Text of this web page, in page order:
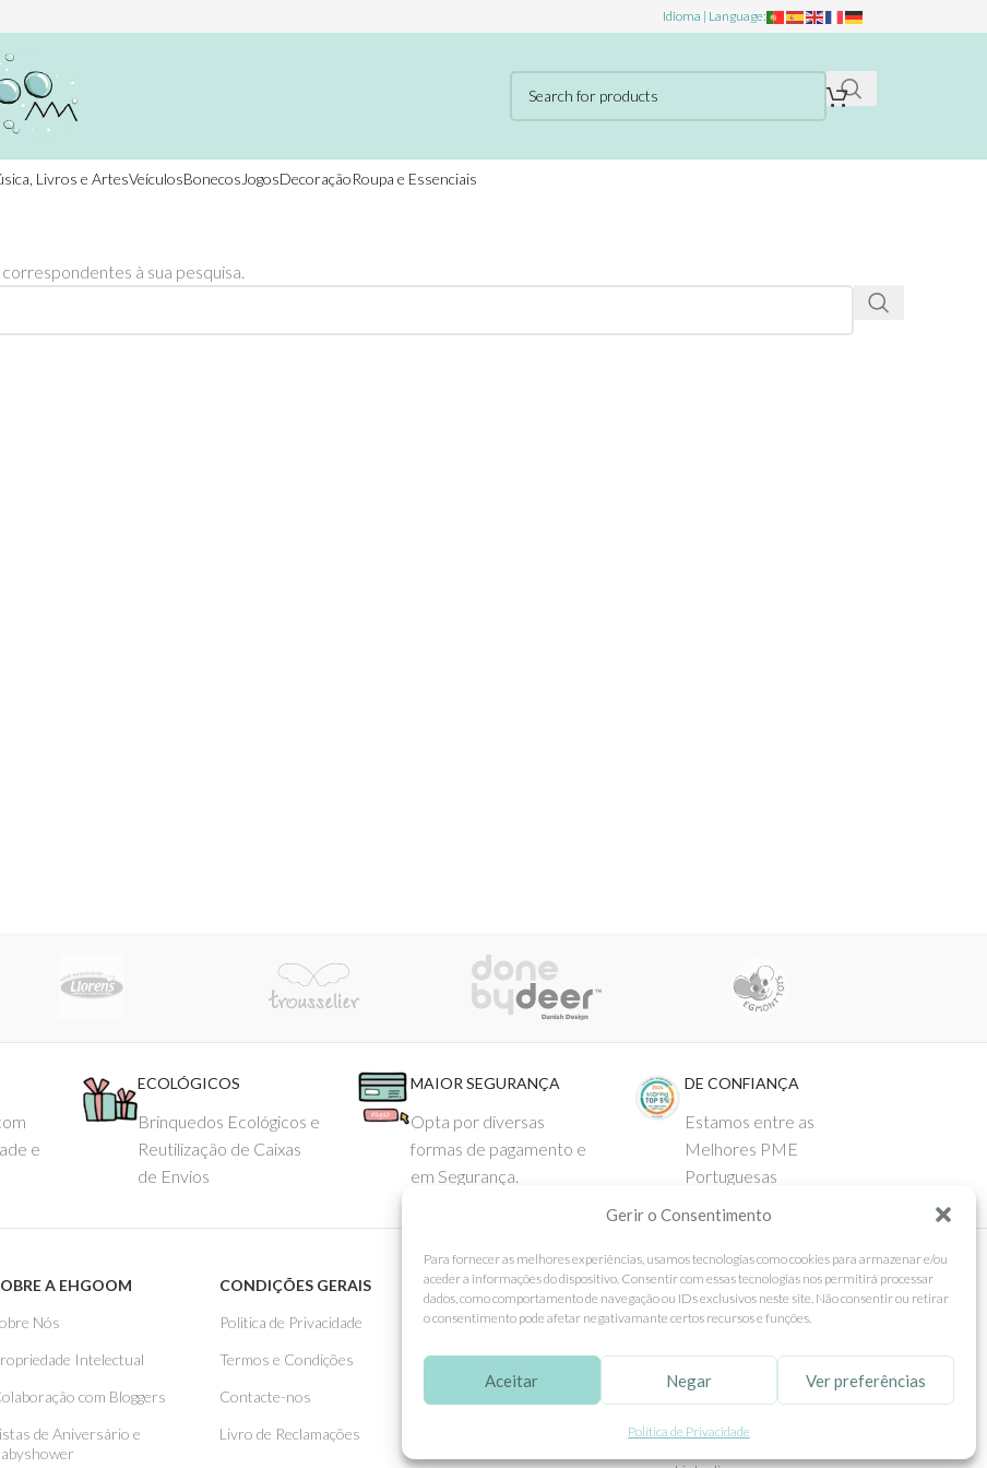
Gerir o Consentimento
Para fornecer as melhores experiências, usamos tecnologias como cookies para armazenar e/ou
aceder a informações do dispositivo. Consentir com essas tecnologias nos permitirá processar
dados, como comportamento de navegação ou IDs exclusivos neste site. Não consentir ou retirar
o consentimento pode afetar negativamante certos recursos e funções.
Aceitar Negar Ver preferências
Política de Privacidade
Idioma | Language:
Livros e ArtesVeículosBonecos JogosDecoraçãoRoupa e Essenciais
à sua pesquisa.
e
ECOLÓGICOS
Brinquedos Ecológicos e
Reutilização de Caixas
de Envios
MAIOR SEGURANÇA
Opta por diversas
formas de pagamento e
em Segurança.
DE CONFIANÇA
Estamos entre as
Melhores PME
Portuguesas
A EHGOOM
Nós
Intelectual
com Bloggers
de Aniversário e
CONDIÇÕES GERAIS
Politica de Privacidade
Termos e Condições
Contacte-nos
Livro de Reclamações
APOIO AO CLIENTE
Como Comprar
Pagamentos
SEGUE-NOS
Facebook
Instagram
Pinterest
X